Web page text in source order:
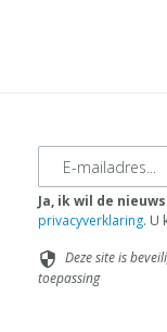
E-mailadres
Ja, ik wil de
privacyverklaring. U
security Deze site is
toepassing